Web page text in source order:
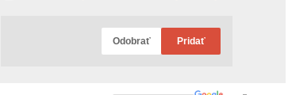
Odobrať Pridať